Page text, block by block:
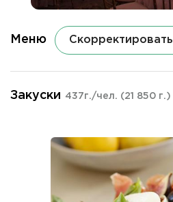
Меню Скорректировать
Закуски 437г./чел. (21 850 г.)